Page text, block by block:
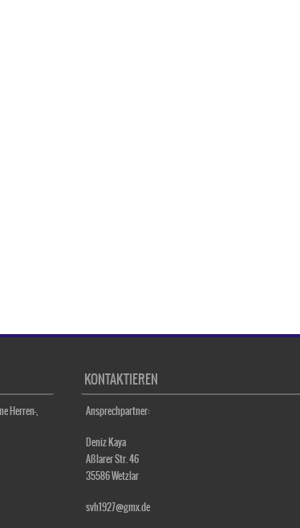
Herren-,
KONTAKTIEREN
Ansprechpartner:
Deniz Kaya
Aßlarer Str. 46
35586 Wetzlar
svh1927@gmx.de